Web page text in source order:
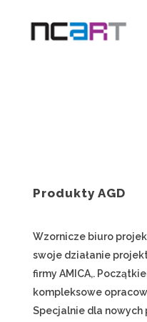
Produkty AGD
Wzornicze biuro
swoje działanie
firmy AMICA,.
kompleksowe
Specjalnie dla nowych